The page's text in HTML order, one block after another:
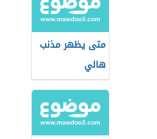
متى يظهر مذنب
هالي